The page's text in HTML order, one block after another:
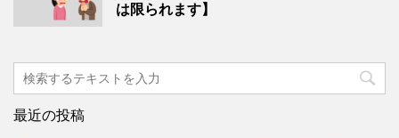
は限られます】
最近の投稿